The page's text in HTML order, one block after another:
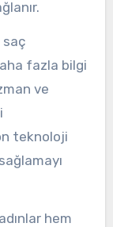
saç
fazla bilgi
ve
teknoloji
hem